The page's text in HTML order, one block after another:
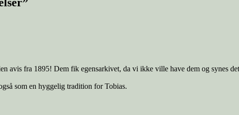
avis fra 1895! Dem fik egensarkivet, da vi ikke ville have dem og synes
som en hyggelig tradition for Tobias.